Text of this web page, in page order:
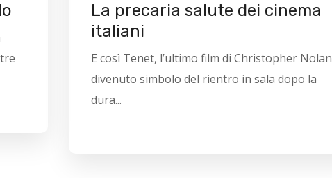
La precaria salute dei cinema
italiani
E così Tenet, l’ultimo film di Christopher Nolan
divenuto simbolo del rientro in sala dopo la
dura...